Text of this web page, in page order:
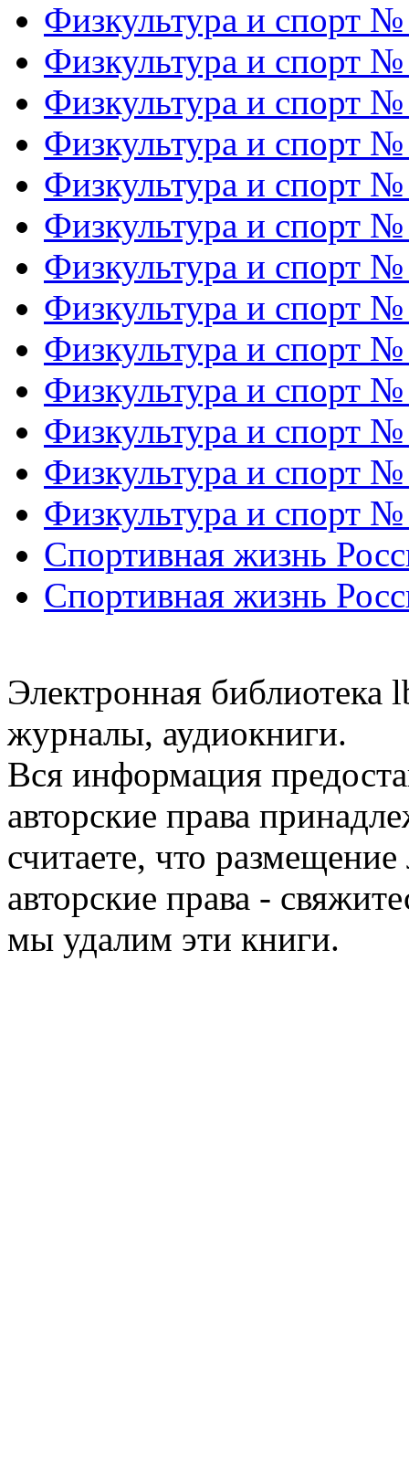
Физкультура и спорт
Физкультура и спорт
Физкультура и спорт
Физкультура и спорт
Физкультура и спорт
Физкультура и спорт
Физкультура и спорт
Физкультура и спорт
Физкультура и спорт
Физкультура и спорт
Физкультура и спорт
Физкультура и спорт
Физкультура и спорт
Спортивная жизнь
Спортивная жизнь
Электронная библиотека
журналы, аудиокниги.
Вся информация
авторские права
считаете, что
авторские права -
мы удалим эти книги.